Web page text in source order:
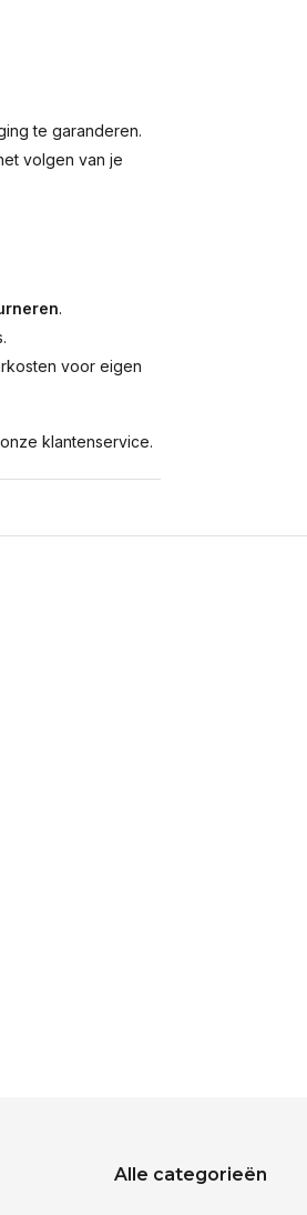
te garanderen.
volgen van je
.
voor eigen
klantenservice.
Alle categorieën